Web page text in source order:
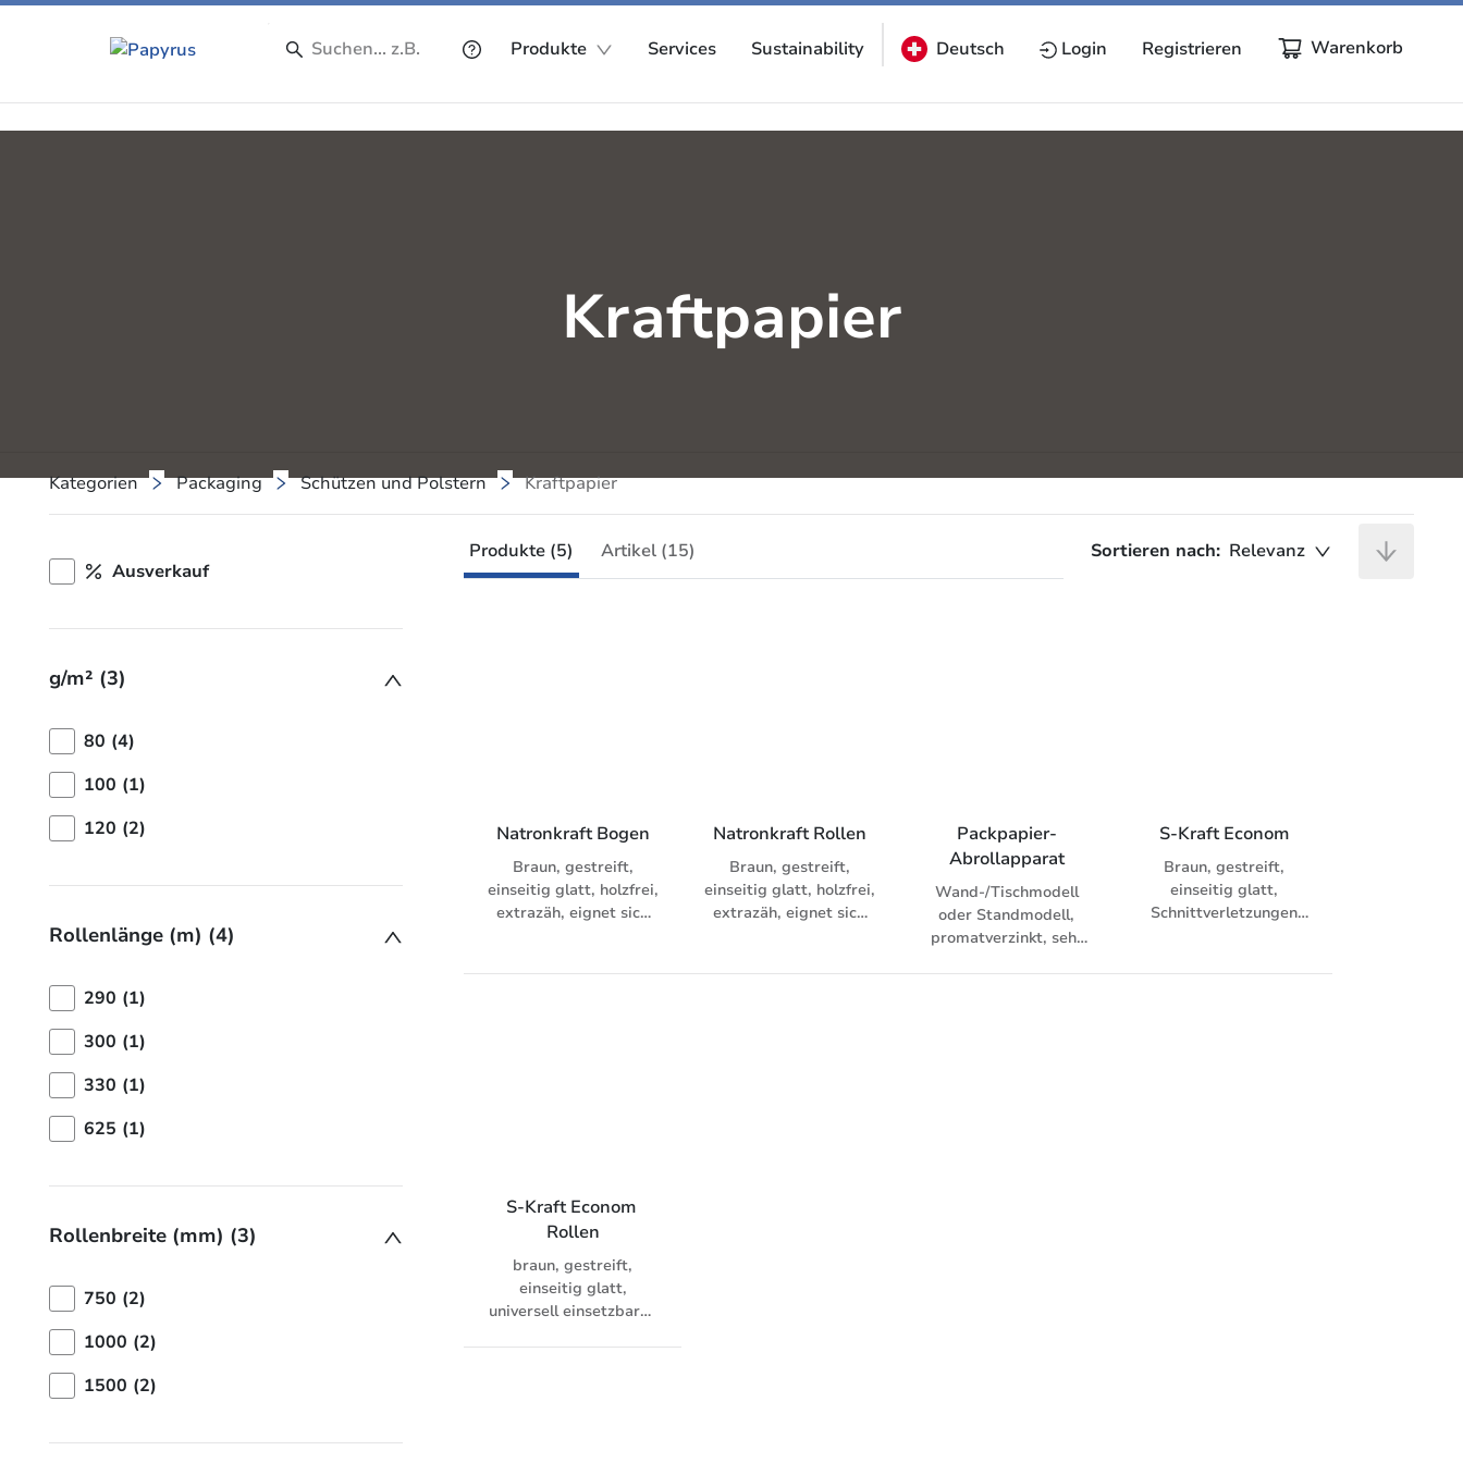
Produkte Services Sustainability Deutsch Login Registrieren Warenkorb
Kraftpapier
Kategorien Packaging Schützen und Polstern Kraftpapier
Ausverkauf
g/m² (3)
80 (4)
100 (1)
120 (2)
Rollenlänge (m) (4)
290 (1)
300 (1)
330 (1)
625 (1)
Rollenbreite (mm) (3)
750 (2)
1000 (2)
1500 (2)
Produkte (5) Artikel (15) Sortieren nach: Relevanz
Natronkraft Bogen
Braun, gestreift,
einseitig glatt, holzfrei,
extrazäh, eignet sich
Metallen, Boxen à 25
Natronkraft Rollen
Braun, gestreift,
einseitig glatt, holzfrei,
extrazäh, eignet sich
Metallen, Boxen à 25
Packpapier-
Abrollapparat
Wand-/Tischmodell
oder Standmodell,
promatverzinkt, sehr
S-Kraft Econom
Braun, gestreift,
einseitig glatt,
Schnittverletzungen
ausgeschlossen, sehr
S-Kraft Econom
Rollen
braun, gestreift,
einseitig glatt,
universell einsetzbares